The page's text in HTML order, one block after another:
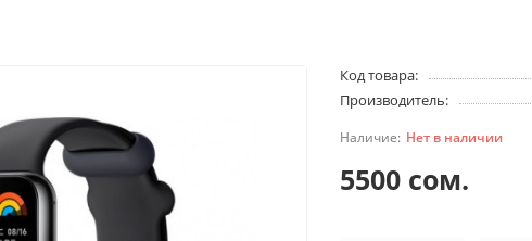
Код товара:
Производитель:
Нет в наличии
5500 сом.